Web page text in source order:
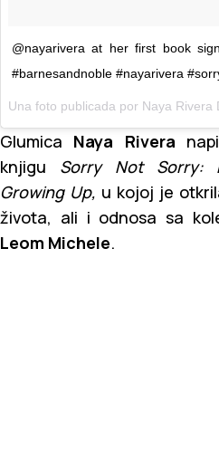
@nayarivera at her first book
#barnesandnoble #nayarivera
Glumica Naya Rivera
knjigu Sorry Not Sorry:
Growing Up, u kojoj je
života, ali i odnosa sa
Leom Michele.